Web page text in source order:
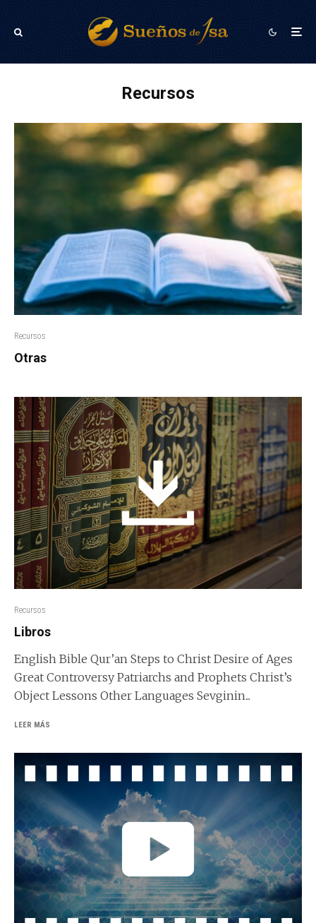
Recursos
Recursos
Otras
Recursos
Libros
English Bible Qur’an Steps to Christ Desire of Ages
Great Controversy Patriarchs and Prophets Christ’s
Object Lessons Other Languages Sevginin...
LEER MÁS